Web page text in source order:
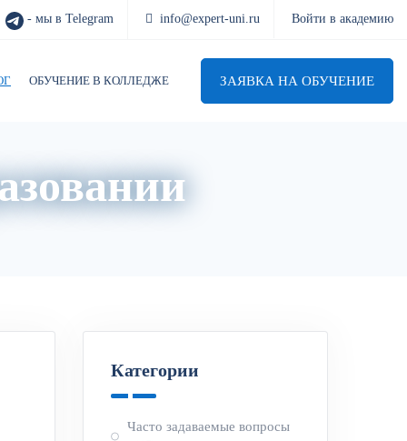
- мы в Telegram info@expert-uni.ru Войти в академию
ОБУЧЕНИЕ В КОЛЛЕДЖЕ ЗАЯВКА НА ОБУЧЕНИЕ
Категории
Часто задаваемые вопросы